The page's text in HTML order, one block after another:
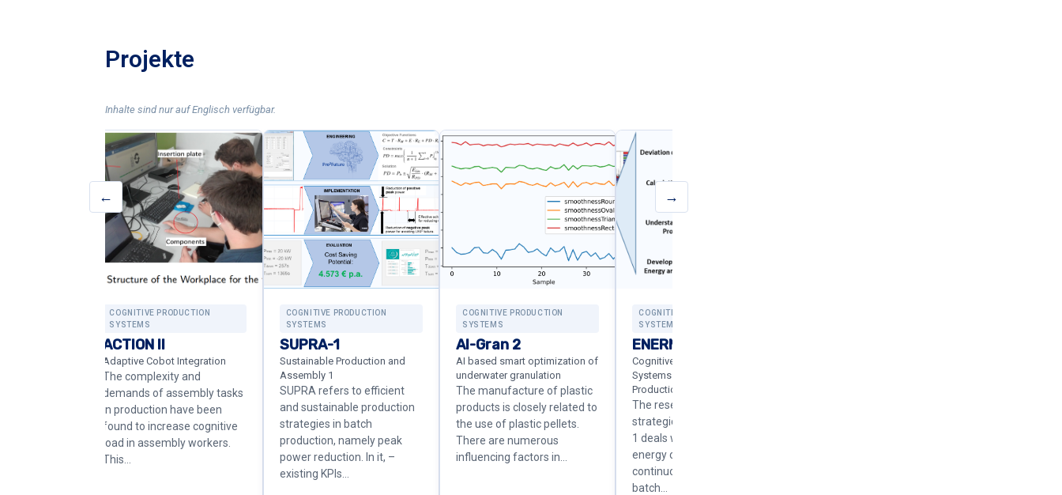
Projekte
Inhalte sind nur auf Englisch verfügbar.
COGNITIVE PRODUCTION
SYSTEMS
ACTION II
Adaptive Cobot Integration
The complexity and
demands of assembly tasks
in production have been
found to increase cognitive
load in assembly workers.
This…
COGNITIVE PRODUCTION
SYSTEMS
SUPRA-1
Sustainable Production and
Assembly 1
SUPRA refers to efficient
and sustainable production
strategies in batch
production, namely peak
power reduction. In it, –
existing KPIs…
COGNITIVE PRODUCTION
SYSTEMS
AI-Gran 2
AI based smart optimization of
underwater granulation
The manufacture of plastic
products is closely related to
the use of plastic pellets.
There are numerous
influencing factors in…
COGNITIVE PRODUCTION
SYSTEMS
ENERMAN-1
Cognitive Energy Management
Systems for Industrial
Production
The research vision of the
strategic project ENERMAN-
1 deals with decreasing the
energy consumption in
continuous as well as
batch…
← →